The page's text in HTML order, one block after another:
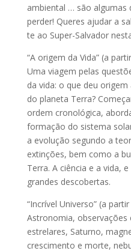
ambiental … são algumas
perder! Queres ajudar a
te ao Super-Salvador
“A origem da Vida” (a
Uma viagem pelas
da vida: o que deu origem
do planeta Terra?
ordem cronológica,
formação do sistema
a evolução segundo a
extinções, bem como a
Terra. A ciência e a vida,
grandes descobertas.
“Incrível Universo” (a
Astronomia, observações
estrelares, Saturno,
crescimento e morte,